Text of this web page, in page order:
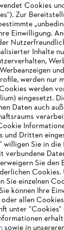
Cookies
Zur
Einwilligung.
Inhalte
werden nur
werden
eingesetzt.
Daten auch
und Dritten
willigen Sie in
verbundene
Sie den
Cookies.
Sie einzelnen
können Ihre
oder allen
unter